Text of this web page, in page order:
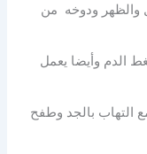
والظهر ودوخه من
الدم وأيضا يعمل
التهاب بالجد وطفح